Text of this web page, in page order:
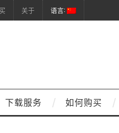
关于 语言:
下载服务 如何购买